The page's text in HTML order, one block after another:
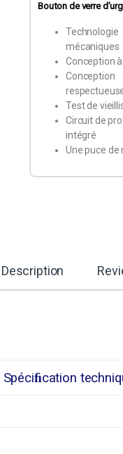
Bouton de verre
mécaniques
Conception
Test de
Circuit de
intégré
Une puce
Description
Spéciﬁcation